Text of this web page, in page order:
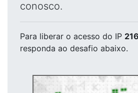
conosco.
Para liberar o acesso do IP
responda ao desafio abaixo.